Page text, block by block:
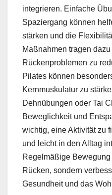
integrieren. Einfache
Spaziergang können
stärken und die
Maßnahmen tragen
Rückenproblemen zu
Pilates können
Kernmuskulatur zu
Dehnübungen oder Tai
Beweglichkeit und
wichtig, eine Aktivität zu
und leicht in den Alltag
Regelmäßige
Rücken, sondern
Gesundheit und das